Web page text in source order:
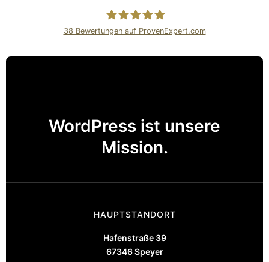
38 Bewertungen auf ProvenExpert.com
WordPress ist unsere
Mission.
HAUPTSTANDORT
Hafenstraße 39
67346 Speyer